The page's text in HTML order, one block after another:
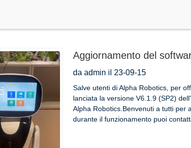
Aggiornamento del
dell'app Android Timo
da admin il 23-09-15
Salve utenti di Alpha Robotics, per
lanciata la versione V6.1.9 (SP2)
Alpha Robotics.Benvenuti a tutti per
durante il funzionamento puoi